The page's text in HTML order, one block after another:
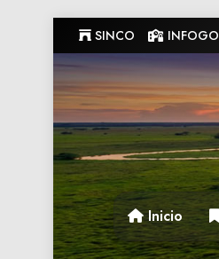
to
content
SINCO
Gobernacion de
Inicio